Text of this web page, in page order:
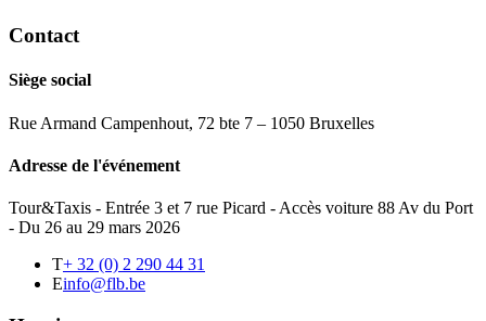
Contact
Siège social
Rue Armand Campenhout, 72 bte 7 – 1050 Bruxelles
Adresse de l'événement
Tour&Taxis - Entrée 3 et 7 rue Picard - Accès voiture 88 Av du Port
- Du 26 au 29 mars 2026
T+ 32 (0) 2 290 44 31
Einfo@flb.be